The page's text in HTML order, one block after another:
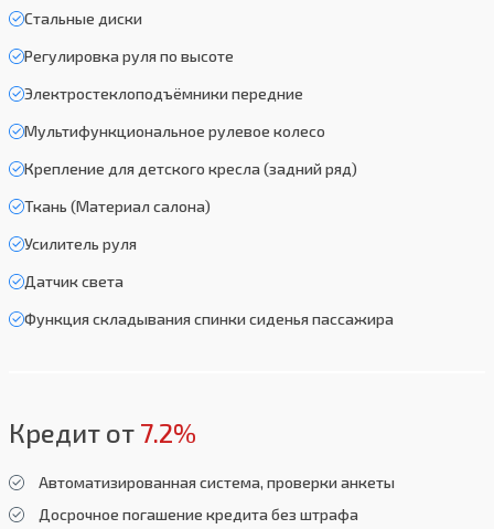
Стальные диски
Регулировка руля по высоте
Электростеклоподъёмники передние
Мультифункциональное рулевое колесо
Крепление для детского кресла (задний ряд)
Ткань (Материал салона)
Усилитель руля
Датчик света
Функция складывания спинки сиденья пассажира
Кредит от 7.2%
Автоматизированная система, проверки анкеты
Досрочное погашение кредита без штрафа